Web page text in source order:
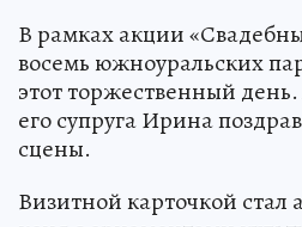
В рамках акции
восемь южноуральских
этот торжественный
его супруга Ирина
сцены.
Визитной карточкой